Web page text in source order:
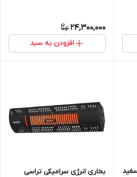
24,300,000
افزودن به سبد
بخاری انرژی سرامیکی تراسی